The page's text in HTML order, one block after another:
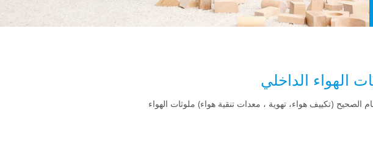
الهواء الداخلي
الصحيح (تكييف هواء، تهوية ، معدات تنقية هواء) ملوثات الهواء